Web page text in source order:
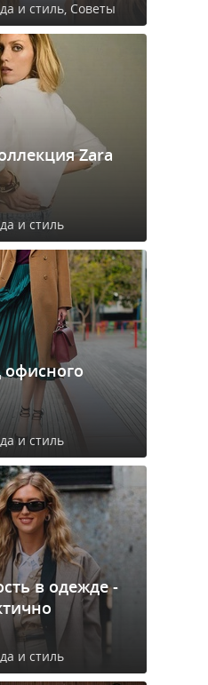
и стиль, Советы
Zara
и стиль
и стиль
в одежде -
и стиль